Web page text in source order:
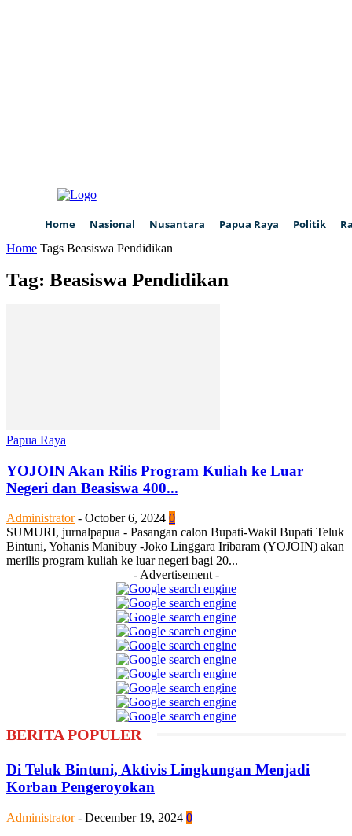
Home Nasional Nusantara Papua Raya Politik
Home Tags Beasiswa Pendidikan
Tag: Beasiswa Pendidikan
Papua Raya
YOJOIN Akan Rilis Program Kuliah ke Luar
Negeri dan Beasiswa 400...
Administrator - October 6, 2024 0
SUMURI, jurnalpapua - Pasangan calon Bupati-Wakil Bupati Teluk
Bintuni, Yohanis Manibuy -Joko Linggara Iribaram (YOJOIN) akan
merilis program kuliah ke luar negeri bagi 20...
- Advertisement -
BERITA POPULER
Di Teluk Bintuni, Aktivis Lingkungan Menjadi
Korban Pengeroyokan
Administrator - December 19, 2024 0